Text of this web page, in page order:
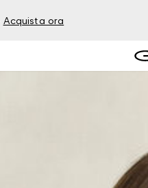
Acquista ora